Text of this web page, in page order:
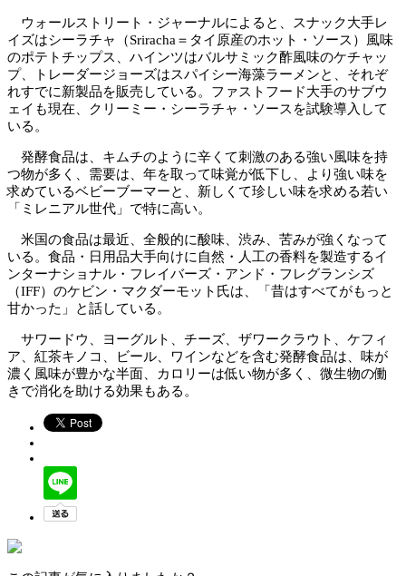
ウォールストリート・ジャーナルによると、スナック大手レ
イズはシーラチャ（Sriracha＝タイ原産のホット・ソース）風味
のポテトチップス、ハインツはバルサミック酢風味のケチャッ
プ、トレーダージョーズはスパイシー海藻ラーメンと、それぞ
れすでに新製品を販売している。ファストフード大手のサブウ
ェイも現在、クリーミー・シーラチャ・ソースを試験導入して
いる。
発酵食品は、キムチのように辛くて刺激のある強い風味を持
つ物が多く、需要は、年を取って味覚が低下し、より強い味を
求めているベビーブーマーと、新しくて珍しい味を求める若い
「ミレニアル世代」で特に高い。
米国の食品は最近、全般的に酸味、渋み、苦みが強くなって
いる。食品・日用品大手向けに自然・人工の香料を製造するイ
ンターナショナル・フレイバーズ・アンド・フレグランシズ
（IFF）のケビン・マクダーモット氏は、「昔はすべてがもっと
甘かった」と話している。
サワードウ、ヨーグルト、チーズ、ザワークラウト、ケフィ
ア、紅茶キノコ、ビール、ワインなどを含む発酵食品は、味が
濃く風味が豊かな半面、カロリーは低い物が多く、微生物の働
きで消化を助ける効果もある。